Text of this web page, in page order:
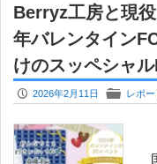
Berryz工房と現
年バレンタイン
けのスッペシャル
P 2026年2月11日 F レポー